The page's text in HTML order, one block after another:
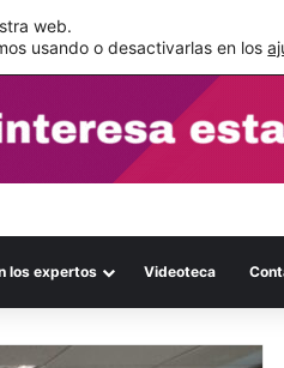
los expertos Videoteca
web.
usando o desactivarlas en los